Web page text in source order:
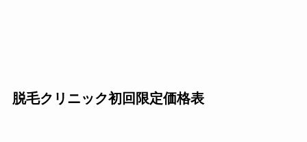
脱毛クリニック初回限定価格表